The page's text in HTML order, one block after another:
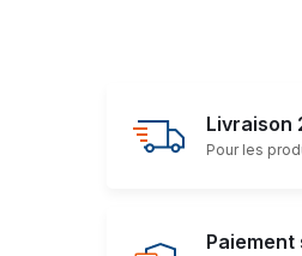
Livraison
Pour les